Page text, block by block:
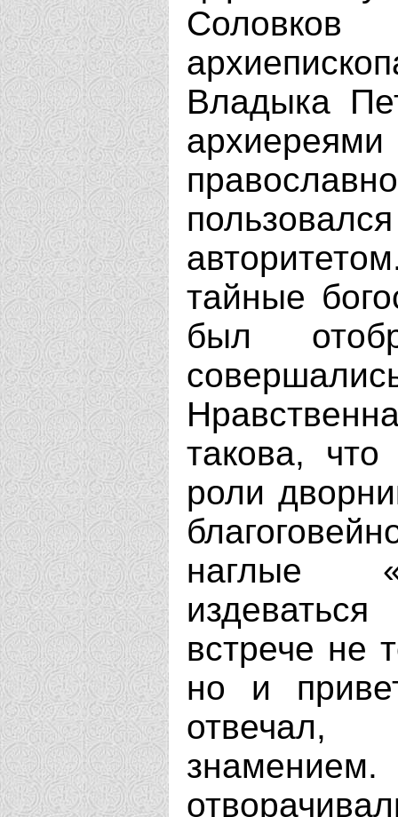
Владыка
тайные
был
такова,
роли
наглые
встрече не
но и